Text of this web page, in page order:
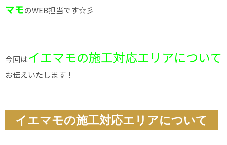
マモのWEB担当です☆彡
今回はイエマモの施工対応エリアについて
お伝えいたします！
イエマモの施工対応エリアについて